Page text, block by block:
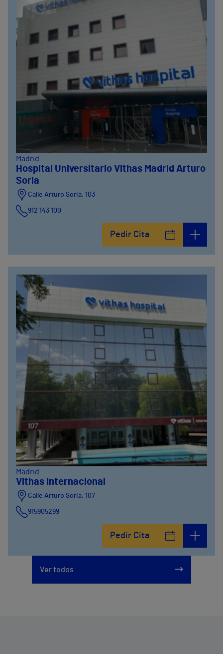
Madrid
Hospital Universitario Vithas Madrid Arturo
Soria
Calle Arturo Soria, 103
912 143 100
912 143 100
Pedir Cita
Madrid
Vithas Internacional
Calle Arturo Soria, 107
915905299
Pedir Cita
Ver todos